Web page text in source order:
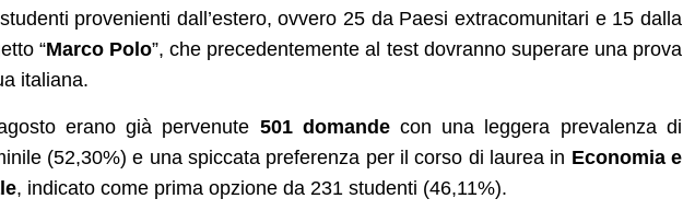
provenienti dall’estero, ovvero 25 da Paesi extracomunitari e 15 dalla
“Marco Polo”, che precedentemente al test dovranno superare una prova
italiana.
erano già pervenute 501 domandecon una leggera prevalenza di
(52,30%) e una spiccata preferenza per il corso di laurea in Economia e
, indicato come prima opzione da 231 studenti (46,11%).